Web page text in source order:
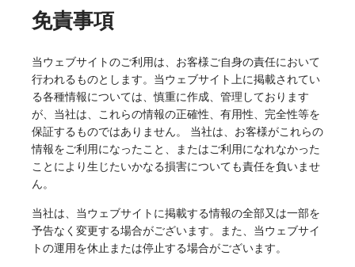
免責事項
当ウェブサイトのご利用は、お客様ご自身の責任において
行われるものとします。当ウェブサイト上に掲載されてい
る各種情報については、慎重に作成、管理しております
が、当社は、これらの情報の正確性、有用性、完全性等を
保証するものではありません。 当社は、お客様がこれらの
情報をご利用になったこと、またはご利用になれなかった
ことにより生じたいかなる損害についても責任を負いませ
ん。
当社は、当ウェブサイトに掲載する情報の全部又は一部を
予告なく変更する場合がございます。また、当ウェブサイ
トの運用を休止または停止する場合がございます。